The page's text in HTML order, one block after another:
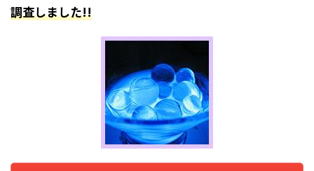
調査しました!!